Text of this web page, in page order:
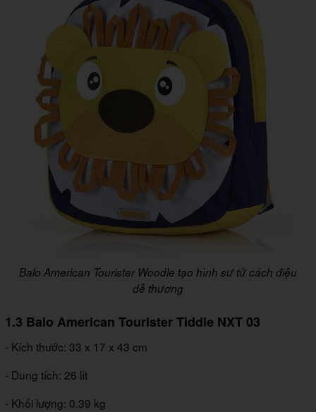
Balo American Tourister Woodle tạo hình sư tử cách điệu
dễ thương
1.3 Balo American Tourister Tiddle NXT 03
- Kích thước: 33 x 17 x 43 cm
- Dung tích: 26 lít
- Khối lượng: 0.39 kg